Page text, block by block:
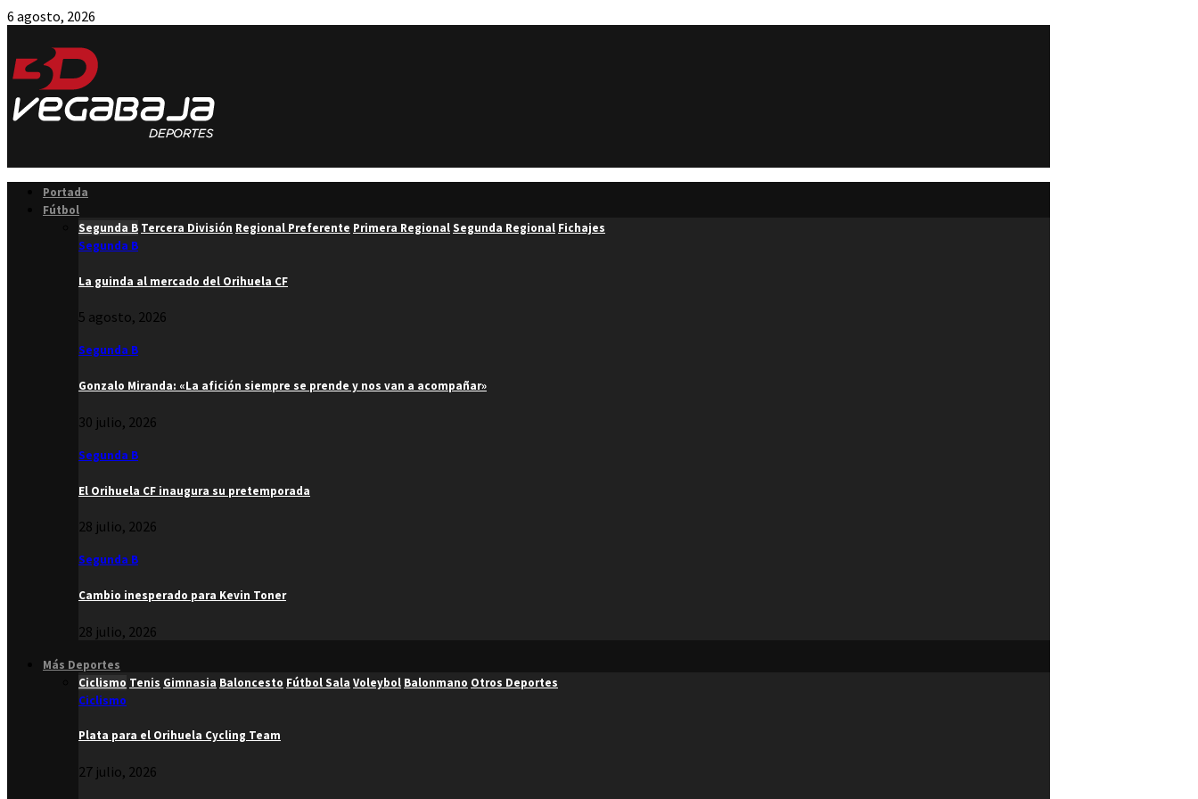
6 agosto, 2026
Portada
Fútbol
Segunda B Tercera División Regional Preferente Primera RegionalSegunda Regional Fichajes
Segunda B
La guinda al mercado del Orihuela CF
5 agosto, 2026
Segunda B
Gonzalo Miranda: «La afición siempre se prende y nos van a acompañar»
30 julio, 2026
Segunda B
El Orihuela CF inaugura su pretemporada
28 julio, 2026
Segunda B
Cambio inesperado para Kevin Toner
28 julio, 2026
Más Deportes
Ciclismo Tenis Gimnasia Baloncesto Fútbol Sala Voleybol Balonmano Otros Deportes
Ciclismo
Plata para el Orihuela Cycling Team
27 julio, 2026